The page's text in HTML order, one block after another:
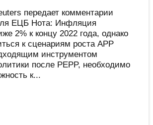
передает комментарии
ЕЦБ Нота: Инфляция
2% к концу 2022 года, однако
к сценариям роста APP
инструментом
после PEPP, необходимо
к...